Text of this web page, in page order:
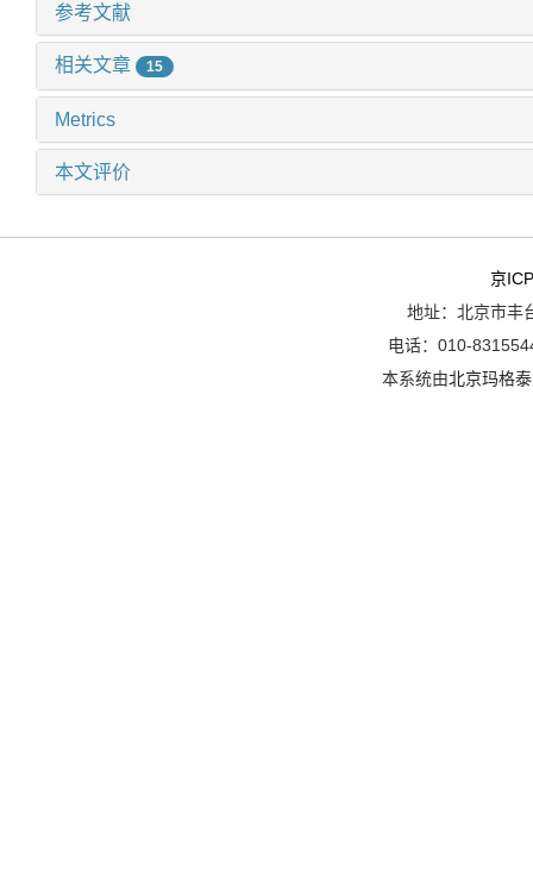
参考文献
相关文章 15
Metrics
本文评价
京
地址：北京市丰
电话：010-
本系统由北京玛格